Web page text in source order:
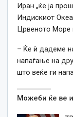
Иран „ќе ја
Индискиот
Црвеното Море
– Ќе ѝ дадеме
напаѓање на
што веќе ги
Можеби ќе ве